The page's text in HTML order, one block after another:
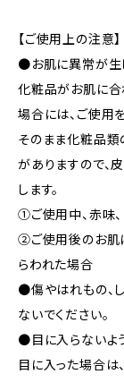
【ご使用上の注意】
●お肌に異常が生
化粧品がお肌に合
場合には、ご使用
そのまま化粧品類
がありますので、
します。
①ご使用中、赤味
②ご使用後のお肌
らわれた場合
●傷やはれもの、
ないでください。
●目に入らないよ
目に入った場合は